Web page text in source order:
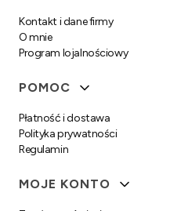
Kontakt i dane firmy
O mnie
Program lojalnościowy
POMOC
Płatność i dostawa
Polityka prywatności
Regulamin
MOJE KONTO